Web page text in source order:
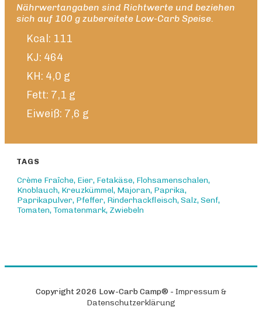
Nährwertangaben sind Richtwerte und beziehen
sich auf 100 g zubereitete Low-Carb Speise.
Kcal: 111
KJ: 464
KH: 4,0 g
Fett: 7,1 g
Eiweiß: 7,6 g
TAGS
Crème Fraîche, Eier, Fetakäse, Flohsamenschalen,
Knoblauch, Kreuzkümmel, Majoran, Paprika,
Paprikapulver, Pfeffer, Rinderhackfleisch,Salz,Senf,
Tomaten,Tomatenmark, Zwiebeln
Copyright 2026 Low-Carb Camp® - Impressum &
Datenschutzerklärung